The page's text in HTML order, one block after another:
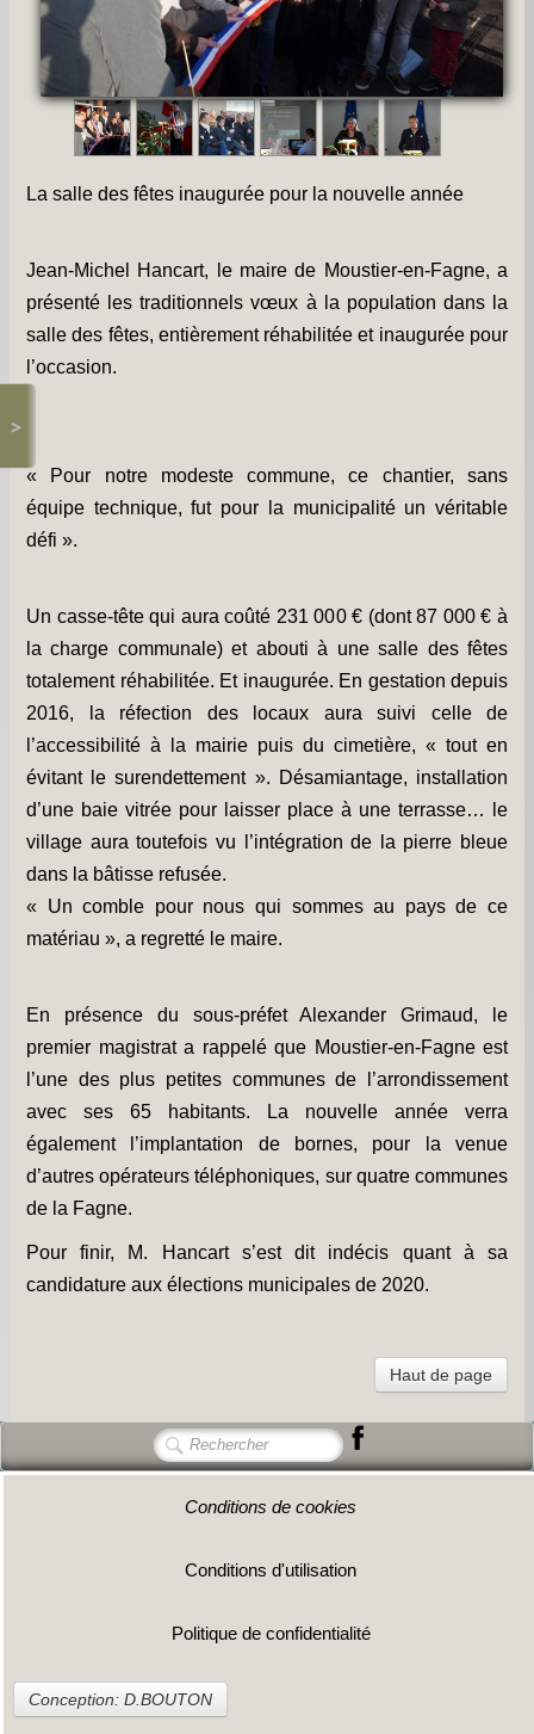
Histoires -
Prieuré saint Dodon -
Les chapelles -
Travaux -
Informations diverses -
Petit survol du village -
Gîtes de groupe -
PCS et DICRIM -
Remerciements -
>
La salle des fêtes inaugurée pour la nouvelle année
Jean-Michel Hancart, le maire de Moustier-en-Fagne, a
présenté les traditionnels vœux à la population dans la
salle des fêtes, entièrement réhabilitée et inaugurée pour
l’occasion.
« Pour notre modeste commune, ce chantier, sans
équipe technique, fut pour la municipalité un véritable
défi ».
Un casse-tête qui aura coûté 231 000 € (dont 87 000 € à
la charge communale) et abouti à une salle des fêtes
totalement réhabilitée. Et inaugurée. En gestation depuis
2016, la réfection des locaux aura suivi celle de
l’accessibilité à la mairie puis du cimetière, « tout en
évitant le surendettement ». Désamiantage, installation
d’une baie vitrée pour laisser place à une terrasse… le
village aura toutefois vu l’intégration de la pierre bleue
dans la bâtisse refusée.
« Un comble pour nous qui sommes au pays de ce
matériau », a regretté le maire.
En présence du sous-préfet Alexander Grimaud, le
premier magistrat a rappelé que Moustier-en-Fagne est
l’une des plus petites communes de l’arrondissement
avec ses 65 habitants. La nouvelle année verra
également l’implantation de bornes, pour la venue
d’autres opérateurs téléphoniques, sur quatre communes
de la Fagne.
Pour finir, M. Hancart s’est dit indécis quant à sa
candidature aux élections municipales de 2020.
Haut de page
Conditions de cookies
Conditions d'utilisation
Politique de confidentialité
Conception: D.BOUTON